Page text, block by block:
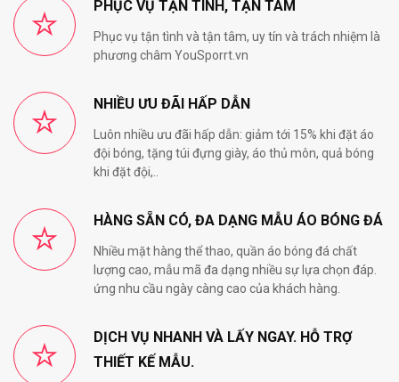
PHỤC VỤ TẬN TÌNH, TẬN TÂM
Phục vụ tận tình và tận tâm, uy tín và trách nhiệm là
phương châm YouSporrt.vn
NHIỀU ƯU ĐÃI HẤP DẪN
Luôn nhiều ưu đãi hấp dẫn: giảm tới 15% khi đặt áo
đội bóng, tặng túi đựng giày, áo thủ môn, quả bóng
khi đặt đội,..
HÀNG SẴN CÓ, ĐA DẠNG MẪU ÁO BÓNG ĐÁ
Nhiều mặt hàng thể thao, quần áo bóng đá chất
lượng cao, mẫu mã đa dạng nhiều sự lựa chọn đáp.
ứng nhu cầu ngày càng cao của khách hàng.
DỊCH VỤ NHANH VÀ LẤY NGAY. HỖ TRỢ
THIẾT KẾ MẪU.